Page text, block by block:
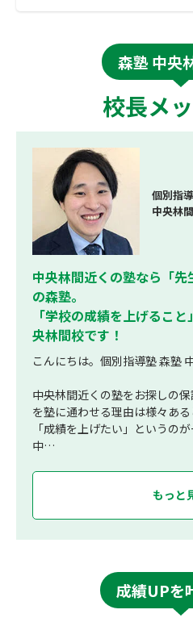
森塾 中央
校長メ
個別指
中央林
中央林間近くの塾なら「先
の森塾。
「学校の成績を上げるこ
央林間校です！
こんにちは。個別指導塾 森塾
中央林間近くの塾をお探しの
を塾に通わせる理由は様々あ
「成績を上げたい」というの
中…
もっと
成績UPを